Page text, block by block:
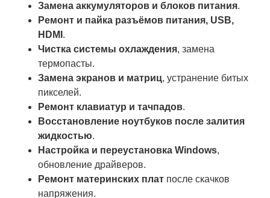
Замена аккумуляторов и блоков питания.
Ремонт и пайка разъёмов питания, USB,
HDMI .
Чистка системы охлаждения, замена
термопасты.
Замена экранов и матриц, устранение битых
пикселей.
Ремонт клавиатур и тачпадов.
Восстановление ноутбуков после залития
жидкостью.
Настройка и переустановка Windows,
обновление драйверов.
Ремонт материнских плат после скачков
напряжения.